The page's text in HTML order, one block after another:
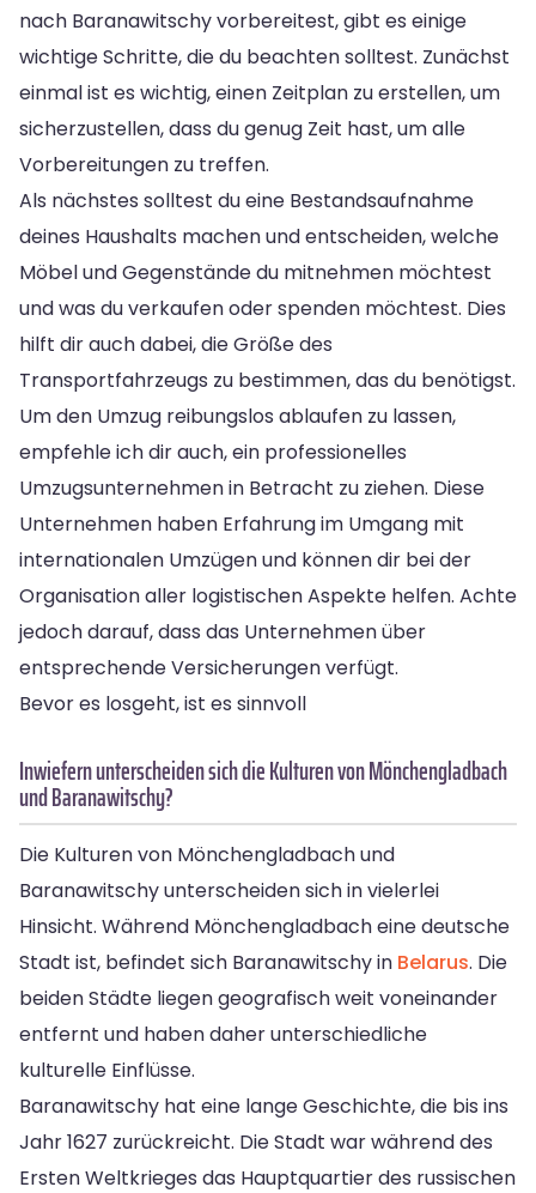
nach Baranawitschy vorbereitest, gibt es einige
wichtige Schritte, die du beachten solltest. Zunächst
einmal ist es wichtig, einen Zeitplan zu erstellen, um
sicherzustellen, dass du genug Zeit hast, um alle
Vorbereitungen zu treffen.
Als nächstes solltest du eine Bestandsaufnahme
deines Haushalts machen und entscheiden, welche
Möbel und Gegenstände du mitnehmen möchtest
und was du verkaufen oder spenden möchtest. Dies
hilft dir auch dabei, die Größe des
Transportfahrzeugs zu bestimmen, das du benötigst.
Um den Umzug reibungslos ablaufen zu lassen,
empfehle ich dir auch, ein professionelles
Umzugsunternehmen in Betracht zu ziehen. Diese
Unternehmen haben Erfahrung im Umgang mit
internationalen Umzügen und können dir bei der
Organisation aller logistischen Aspekte helfen. Achte
jedoch darauf, dass das Unternehmen über
entsprechende Versicherungen verfügt.
Bevor es losgeht, ist es sinnvoll
Inwiefern unterscheiden sich die Kulturen von Mönchengladbach
und Baranawitschy?
Die Kulturen von Mönchengladbach und
Baranawitschy unterscheiden sich in vielerlei
Hinsicht. Während Mönchengladbach eine deutsche
Stadt ist, befindet sich Baranawitschy in Belarus. Die
beiden Städte liegen geografisch weit voneinander
entfernt und haben daher unterschiedliche
kulturelle Einflüsse.
Baranawitschy hat eine lange Geschichte, die bis ins
Jahr 1627 zurückreicht. Die Stadt war während des
Ersten Weltkrieges das Hauptquartier des russischen